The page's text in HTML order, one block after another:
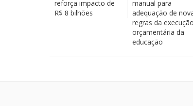
reforça impacto de
R$ 8 bilhões
manual para
adequação de
regras da execução
orçamentária da
educação